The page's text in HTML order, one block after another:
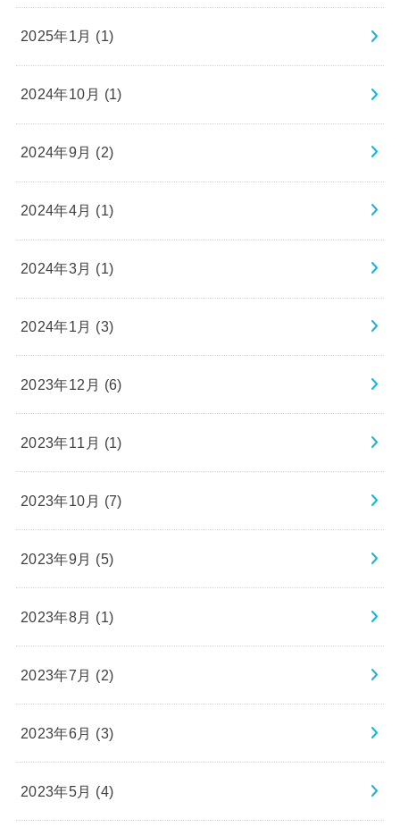
2025年1月 (1)
2024年10月 (1)
2024年9月 (2)
2024年4月 (1)
2024年3月 (1)
2024年1月 (3)
2023年12月 (6)
2023年11月 (1)
2023年10月 (7)
2023年9月 (5)
2023年8月 (1)
2023年7月 (2)
2023年6月 (3)
2023年5月 (4)